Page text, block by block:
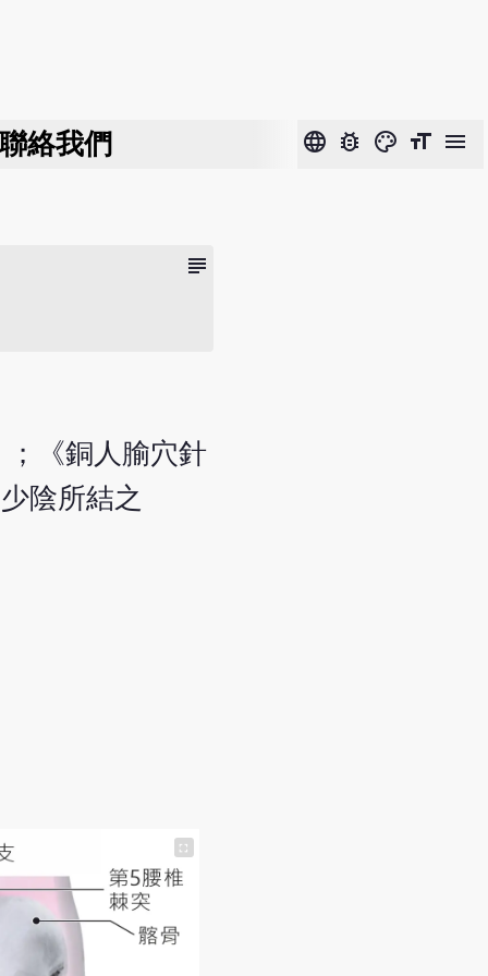
絡我們 language bug_report color_lens format_size menu
subject
《銅人腧穴針
陰所結之